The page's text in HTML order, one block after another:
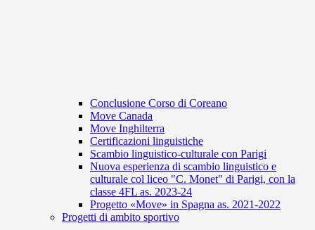
Conclusione Corso di Coreano
Move Canada
Move Inghilterra
Certificazioni linguistiche
Scambio linguistico-culturale con Parigi
Nuova esperienza di scambio linguistico e
culturale col liceo "C. Monet" di Parigi, con la
classe 4FL as. 2023-24
Progetto «Move» in Spagna as. 2021-2022
Progetti di ambito sportivo